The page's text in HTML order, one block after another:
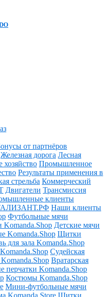
от партнёров
Железная дорога Лесная
Промышленное
Результаты применения в
стрельба Коммерческий
Двигатели Трансмиссия
клиенты
Наши клиенты
Футбольные мячи
Komanda.Shop Детские мячи
Komanda.Shop Щитки
для зала Komanda.Shop
Судейская
Вратарская
перчатки Komanda.Shop
Костюмы Komanda.Shop
Мини-футбольные мячи